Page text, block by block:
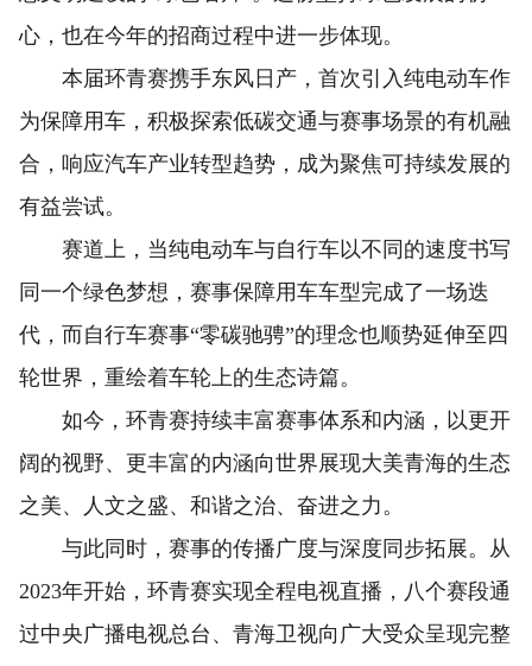
心，也在今年的招商过程中进一步体现。
本届环青赛携手东风日产，首次引入纯电动车作
为保障用车，积极探索低碳交通与赛事场景的有机融
合，响应汽车产业转型趋势，成为聚焦可持续发展的
有益尝试。
赛道上，当纯电动车与自行车以不同的速度书写
同一个绿色梦想，赛事保障用车车型完成了一场迭
代，而自行车赛事“零碳驰骋”的理念也顺势延伸至四
轮世界，重绘着车轮上的生态诗篇。
如今，环青赛持续丰富赛事体系和内涵，以更开
阔的视野、更丰富的内涵向世界展现大美青海的生态
之美、人文之盛、和谐之治、奋进之力。
与此同时，赛事的传播广度与深度同步拓展。从
2023年开始，环青赛实现全程电视直播，八个赛段通
过中央广播电视总台、青海卫视向广大受众呈现完整